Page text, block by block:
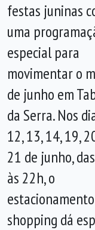
festas juninas
uma
especial para
movimentar o
de junho em
da Serra. Nos
12, 13, 14, 19,
21 de junho,
às 22h, o
shopping dá